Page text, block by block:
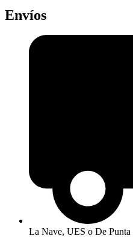
Envíos
La Nave, UES o De Punta